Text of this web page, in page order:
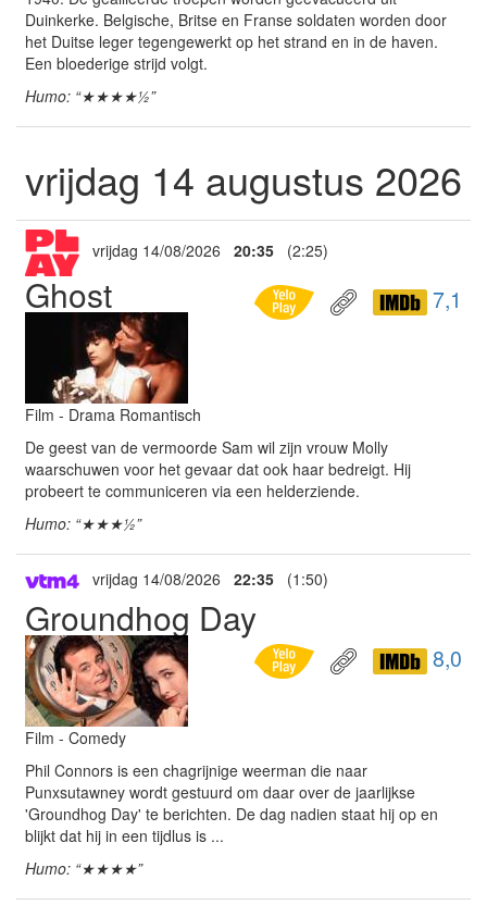
Duinkerke. Belgische, Britse en Franse soldaten worden door
het Duitse leger tegengewerkt op het strand en in de haven.
Een bloederige strijd volgt.
Humo: “★★★★½”
vrijdag 14 augustus 2026
vrijdag 14/08/2026 20:35 (2:25)
Ghost 7,1
Film - Drama Romantisch
De geest van de vermoorde Sam wil zijn vrouw Molly
waarschuwen voor het gevaar dat ook haar bedreigt. Hij
probeert te communiceren via een helderziende.
Humo: “★★★½”
vrijdag 14/08/2026 22:35 (1:50)
Groundhog Day
8,0
Film - Comedy
Phil Connors is een chagrijnige weerman die naar
Punxsutawney wordt gestuurd om daar over de jaarlijkse
'Groundhog Day' te berichten. De dag nadien staat hij op en
blijkt dat hij in een tijdlus is ...
Humo: “★★★★”